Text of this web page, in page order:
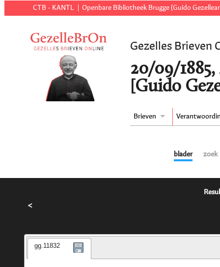
CTB - KANTL Openbare Bibliotheek Brugge (Guido
Gezelles Brieven
20/09/
[Guido
Brieven
blader zoek
<
gg.11832